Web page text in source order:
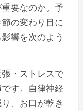
要なのか。予
の変わり目に
響を次のよう
張・ストレスで
す。自律神経
、お口が乾き